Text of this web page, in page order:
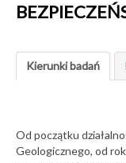
Kierunki badań
Od początku
Geologicznego, od